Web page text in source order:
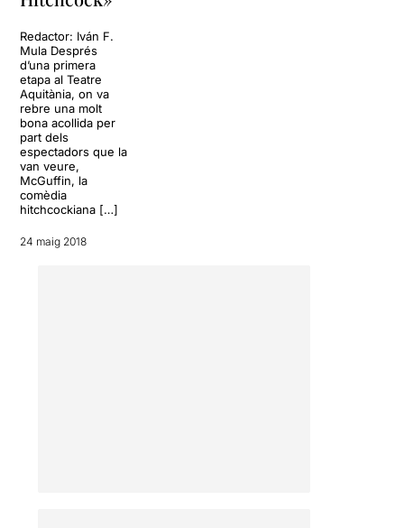
Redactor: Iván F.
Mula Després
d’una primera
etapa al Teatre
Aquitània, on va
rebre una molt
bona acollida per
part dels
espectadors que la
van veure,
McGuffin, la
comèdia
hitchcockiana […]
24 maig 2018